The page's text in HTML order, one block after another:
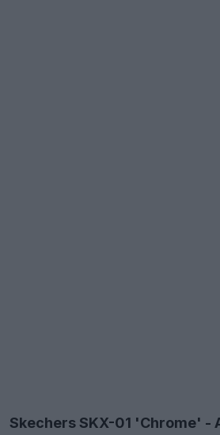
Skechers SKX-01 'Chrome' -